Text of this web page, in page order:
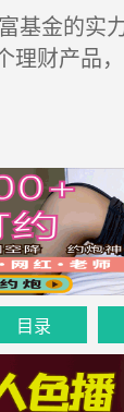
基金的实
理财产品
目录